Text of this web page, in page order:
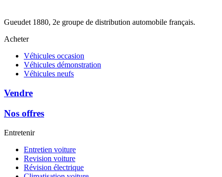
Gueudet 1880, 2e groupe de distribution automobile français.
Acheter
Véhicules occasion
Véhicules démonstration
Véhicules neufs
Vendre
Nos offres
Entretenir
Entretien voiture
Revision voiture
Révision électrique